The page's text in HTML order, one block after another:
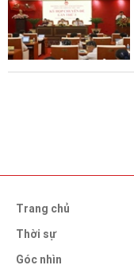
Trang chủ
Thời sự
Góc nhìn